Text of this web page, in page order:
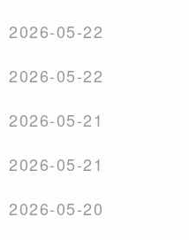
2026-05-22
2026-05-22
2026-05-21
2026-05-21
2026-05-20